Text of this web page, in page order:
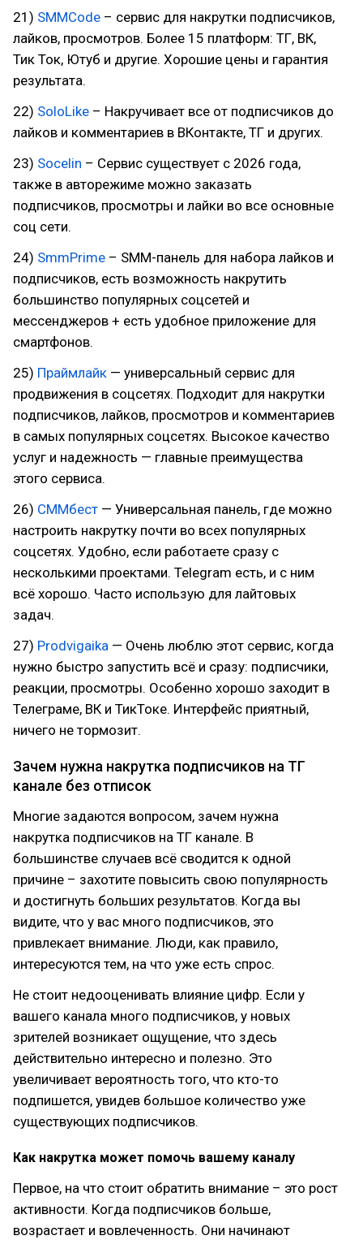
21) SMMCode – сервис для накрутки подписчиков,
лайков, просмотров. Более 15 платформ: ТГ, ВК,
Тик Ток, Ютуб и другие. Хорошие цены и гарантия
результата.
22) SoloLike – Накручивает все от подписчиков до
лайков и комментариев в ВКонтакте, ТГ и других.
23) Socelin – Сервис существует с 2026 года,
также в авторежиме можно заказать
подписчиков, просмотры и лайки во все основные
соц сети.
24) SmmPrime – SMM-панель для набора лайков и
подписчиков, есть возможность накрутить
большинство популярных соцсетей и
мессенджеров + есть удобное приложение для
смартфонов.
25) Праймлайк — универсальный сервис для
продвижения в соцсетях. Подходит для накрутки
подписчиков, лайков, просмотров и комментариев
в самых популярных соцсетях. Высокое качество
услуг и надежность — главные преимущества
этого сервиса.
26) СММбест — Универсальная панель, где можно
настроить накрутку почти во всех популярных
соцсетях. Удобно, если работаете сразу с
несколькими проектами. Telegram есть, и с ним
всё хорошо. Часто использую для лайтовых
задач.
27) Prodvigaika — Очень люблю этот сервис, когда
нужно быстро запустить всё и сразу: подписчики,
реакции, просмотры. Особенно хорошо заходит в
Телеграме, ВК и ТикТоке. Интерфейс приятный,
ничего не тормозит.
Зачем нужна накрутка подписчиков на ТГ
канале без отписок
Многие задаются вопросом, зачем нужна
накрутка подписчиков на ТГ канале. В
большинстве случаев всё сводится к одной
причине – захотите повысить свою популярность
и достигнуть больших результатов. Когда вы
видите, что у вас много подписчиков, это
привлекает внимание. Люди, как правило,
интересуются тем, на что уже есть спрос.
Не стоит недооценивать влияние цифр. Если у
вашего канала много подписчиков, у новых
зрителей возникает ощущение, что здесь
действительно интересно и полезно. Это
увеличивает вероятность того, что кто-то
подпишется, увидев большое количество уже
существующих подписчиков.
Как накрутка может помочь вашему каналу
Первое, на что стоит обратить внимание – это рост
активности. Когда подписчиков больше,
возрастает и вовлеченность. Они начинают